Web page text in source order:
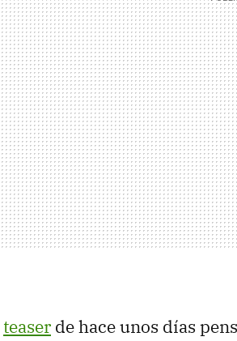
teaser de hace unos días